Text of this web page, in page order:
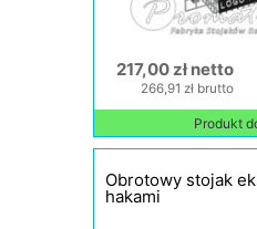
217,00 zł netto
266,91 zł brutto
Produkt
Obrotowy stojak
hakami